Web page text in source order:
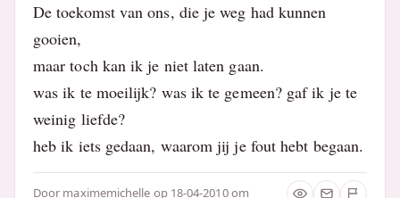
De toekomst van ons, die je weg had kunnen
gooien,
maar toch kan ik je niet laten gaan.
was ik te moeilijk? was ik te gemeen? gaf ik je te
weinig liefde?
heb ik iets gedaan, waarom jij je fout hebt begaan.
Door maximemichelle op 18-04-2010 om